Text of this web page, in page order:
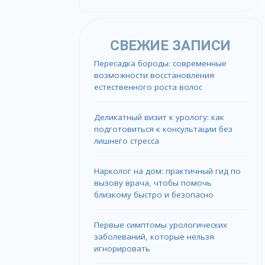
СВЕЖИЕ ЗАПИСИ
Пересадка бороды: современные
возможности восстановления
естественного роста волос
Деликатный визит к урологу: как
подготовиться к консультации без
лишнего стресса
Нарколог на дом: практичный гид по
вызову врача, чтобы помочь
близкому быстро и безопасно
Первые симптомы урологических
заболеваний, которые нельзя
игнорировать